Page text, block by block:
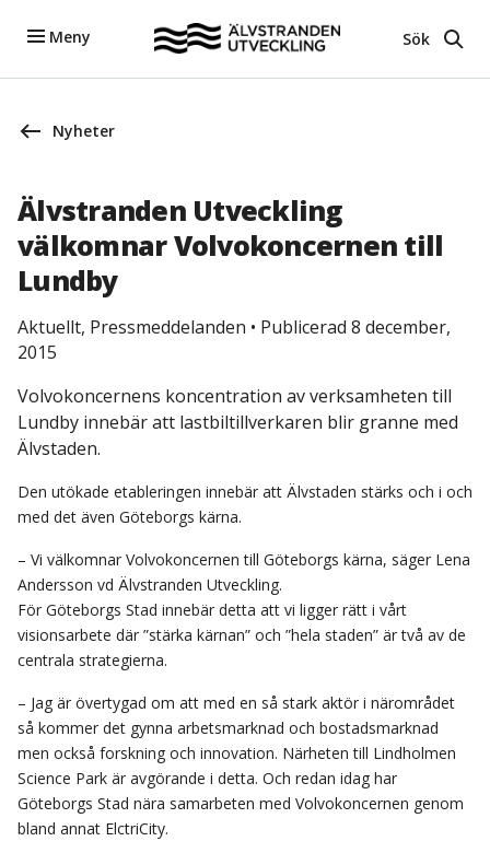
Meny Sök
Nyheter
Älvstranden Utveckling
välkomnar Volvokoncernen till
Lundby
Aktuellt, Pressmeddelanden • Publicerad 8 december,
2015
Volvokoncernens koncentration av verksamheten till
Lundby innebär att lastbiltillverkaren blir granne med
Älvstaden.
Den utökade etableringen innebär att Älvstaden stärks och i och
med det även Göteborgs kärna.
– Vi välkomnar Volvokoncernen till Göteborgs kärna, säger Lena
Andersson vd Älvstranden Utveckling.
För Göteborgs Stad innebär detta att vi ligger rätt i vårt
visionsarbete där ”stärka kärnan” och ”hela staden” är två av de
centrala strategierna.
– Jag är övertygad om att med en så stark aktör i närområdet
så kommer det gynna arbetsmarknad och bostadsmarknad
men också forskning och innovation. Närheten till Lindholmen
Science Park är avgörande i detta. Och redan idag har
Göteborgs Stad nära samarbeten med Volvokoncernen genom
bland annat ElctriCity.